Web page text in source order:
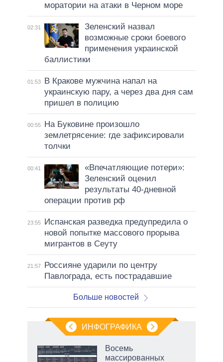
моратории на атаки в Черном море
02:31
Зеленский назвал
возможные сроки боевого
применения украинской
баллистики
01:53
В Кракове мужчина напал на
украинскую пару, а через два дня сам
пришел в полицию
00:55
На Буковине произошло
землетрясение: где зафиксировали
толчки
00:41
«Впечатляющие потери»:
Зеленский оценил
результаты 40-дневной
операции против рф
23:55
Испанская разведка предупредила о
новой попытке массового прорыва
мигрантов в Сеуту
21:57
Россияне ударили по центру
Павлограда, есть пострадавшие
Больше новостей
ИНФОГРАФИКА
Восемь
массированных